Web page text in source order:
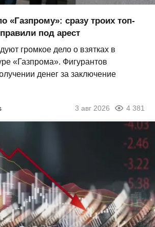
«Газпрому»: сразу троих топ-
под арест
громкое дело о взятках в
«Газпрома». Фигурантов
денег за заключение
3 авг 2026 4 381